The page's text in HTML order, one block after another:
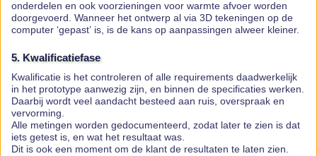
onderdelen en ook voorzieningen voor warmte afvoer worden
doorgevoerd. Wanneer het ontwerp al via 3D tekeningen op de
computer ‘gepast’ is, is de kans op aanpassingen alweer kleiner.
5. Kwalificatiefase
Kwalificatie is het controleren of alle requirements daadwerkelijk
in het prototype aanwezig zijn, en binnen de specificaties werken.
Daarbij wordt veel aandacht besteed aan ruis, overspraak en
vervorming.
Alle metingen worden gedocumenteerd, zodat later te zien is dat
iets getest is, en wat het resultaat was.
Dit is ook een moment om de klant de resultaten te laten zien.